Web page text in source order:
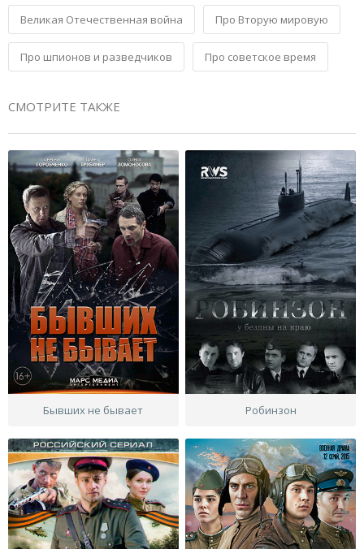
Великая Отечественная война Про Вторую мировую
Про шпионов и разведчиков Про советское время
СМОТРИТЕ ТАКЖЕ
Бывших не бывает Робинзон